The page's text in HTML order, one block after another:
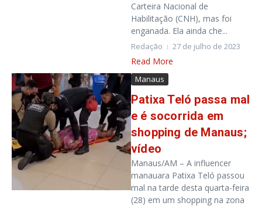
Carteira Nacional de
Habilitação (CNH), mas foi
enganada. Ela ainda che...
Redação 27 de julho de 2023
Read More
Manaus
Patixa Teló passa mal
e é socorrida em
shopping de Manaus;
vídeo
Manaus/AM – A influencer
manauara Patixa Teló passou
mal na tarde desta quarta-feira
(28) em um shopping na zona